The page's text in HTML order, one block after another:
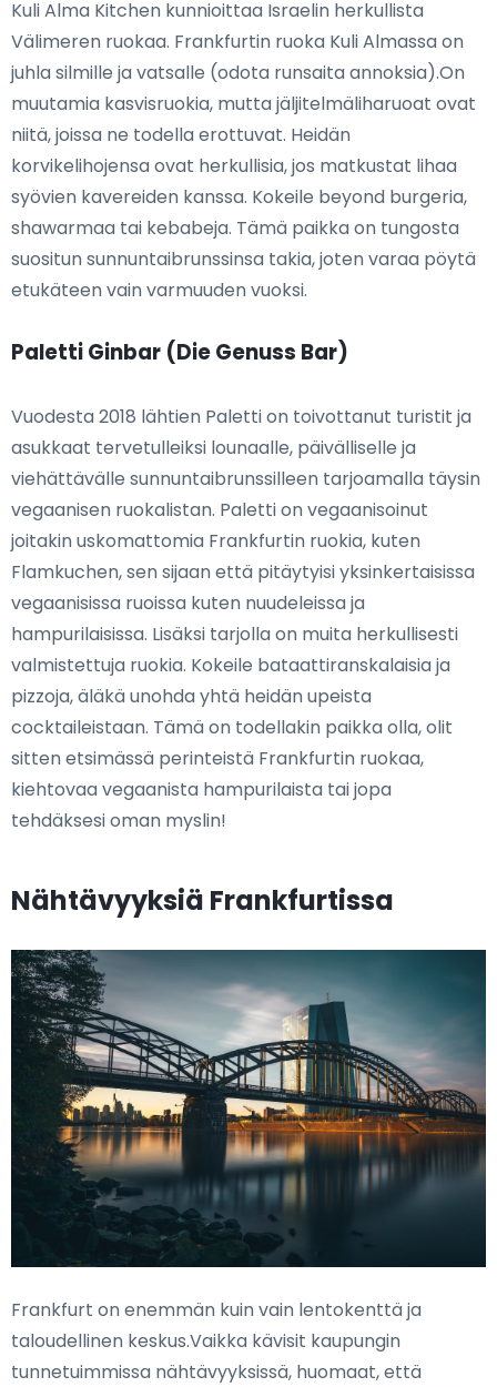
Kuli Alma Kitchen kunnioittaa Israelin herkullista
Välimeren ruokaa. Frankfurtin ruoka Kuli Almassa on
juhla silmille ja vatsalle (odota runsaita annoksia).On
muutamia kasvisruokia, mutta jäljitelmäliharuoat ovat
niitä, joissa ne todella erottuvat. Heidän
korvikelihojensa ovat herkullisia, jos matkustat lihaa
syövien kavereiden kanssa. Kokeile beyond burgeria,
shawarmaa tai kebabeja. Tämä paikka on tungosta
suositun sunnuntaibrunssinsa takia, joten varaa pöytä
etukäteen vain varmuuden vuoksi.
Paletti Ginbar (Die Genuss Bar)
Vuodesta 2018 lähtien Paletti on toivottanut turistit ja
asukkaat tervetulleiksi lounaalle, päivälliselle ja
viehättävälle sunnuntaibrunssilleen tarjoamalla täysin
vegaanisen ruokalistan. Paletti on vegaanisoinut
joitakin uskomattomia Frankfurtin ruokia, kuten
Flamkuchen, sen sijaan että pitäytyisi yksinkertaisissa
vegaanisissa ruoissa kuten nuudeleissa ja
hampurilaisissa. Lisäksi tarjolla on muita herkullisesti
valmistettuja ruokia. Kokeile bataattiranskalaisia ja
pizzoja, äläkä unohda yhtä heidän upeista
cocktaileistaan. Tämä on todellakin paikka olla, olit
sitten etsimässä perinteistä Frankfurtin ruokaa,
kiehtovaa vegaanista hampurilaista tai jopa
tehdäksesi oman myslin!
Nähtävyyksiä Frankfurtissa
Frankfurt on enemmän kuin vain lentokenttä ja
taloudellinen keskus.Vaikka kävisit kaupungin
tunnetuimmissa nähtävyyksissä, huomaat, että